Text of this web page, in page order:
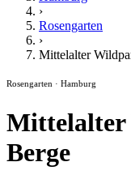
›
Rosengarten
›
Mittelalter
Rosengarten · Hamburg
Mittelalter
Berge